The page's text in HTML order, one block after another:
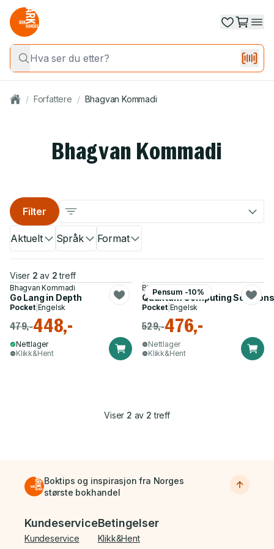
/ Forfattere / Bhagvan Kommadi
Bhagvan Kommadi
Aktuelt Språk Format
Filter
Viser 2 av 2 treff
Bhagvan Kommadi
Go Lang in Depth
Pocket| Engelsk
479,-448,-
Nettlager
Klikk&Hent
Pensum -10%
Bhagvan Kommadi
Quantum Computing Solutions
Pocket| Engelsk
529,-476,-
Nettlager
Klikk&Hent
Viser 2 av 2 treff
Boktips og inspirasjon fra Norges
største bokhandel
Bunnmeny
Kundeservice
Kundeservice
Betingelser
Klikk&Hent